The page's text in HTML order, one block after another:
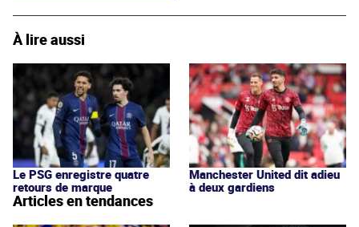
À lire aussi
Le PSG enregistre quatre
retours de marque
Manchester United dit adieu
à deux gardiens
Articles en tendances